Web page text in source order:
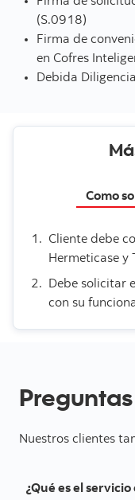
(S.0918)
Firma de
en Cofres
Debida
Como
Cliente debe
Hermeticase y
Debe solicitar
con su
Nuestros clientes
¿Qué es el